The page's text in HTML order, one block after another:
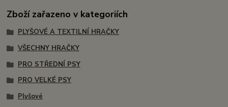
Zboží zařazeno v kategoriích
PLYŠOVÉ A TEXTILNÍ HRAČKY
VŠECHNY HRAČKY
PRO STŘEDNÍ PSY
PRO VELKÉ PSY
Plyšové